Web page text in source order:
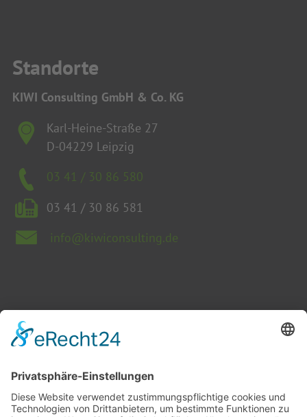
Standorte
KIWI Consulting GmbH & Co. KG
Karl-Heine-Straße 27
D-04229 Leipzig
03 41 / 30 86 580
03 41 / 30 86 581
info@kiwiconsulting.de
D-06108 Halle (Saale)
03 45 / 78 28 01 50